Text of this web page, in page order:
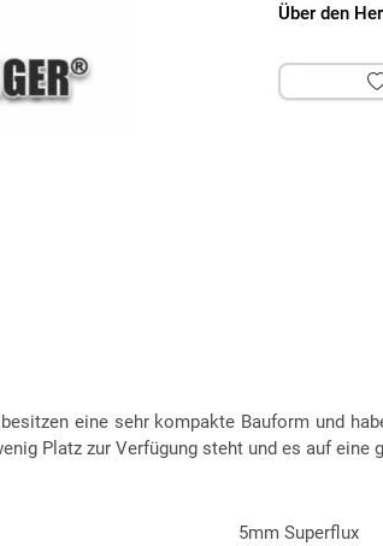
Über den
eine sehr kompakte Bauform und
Platz zur Verfügung steht und es auf
5mm Superflux